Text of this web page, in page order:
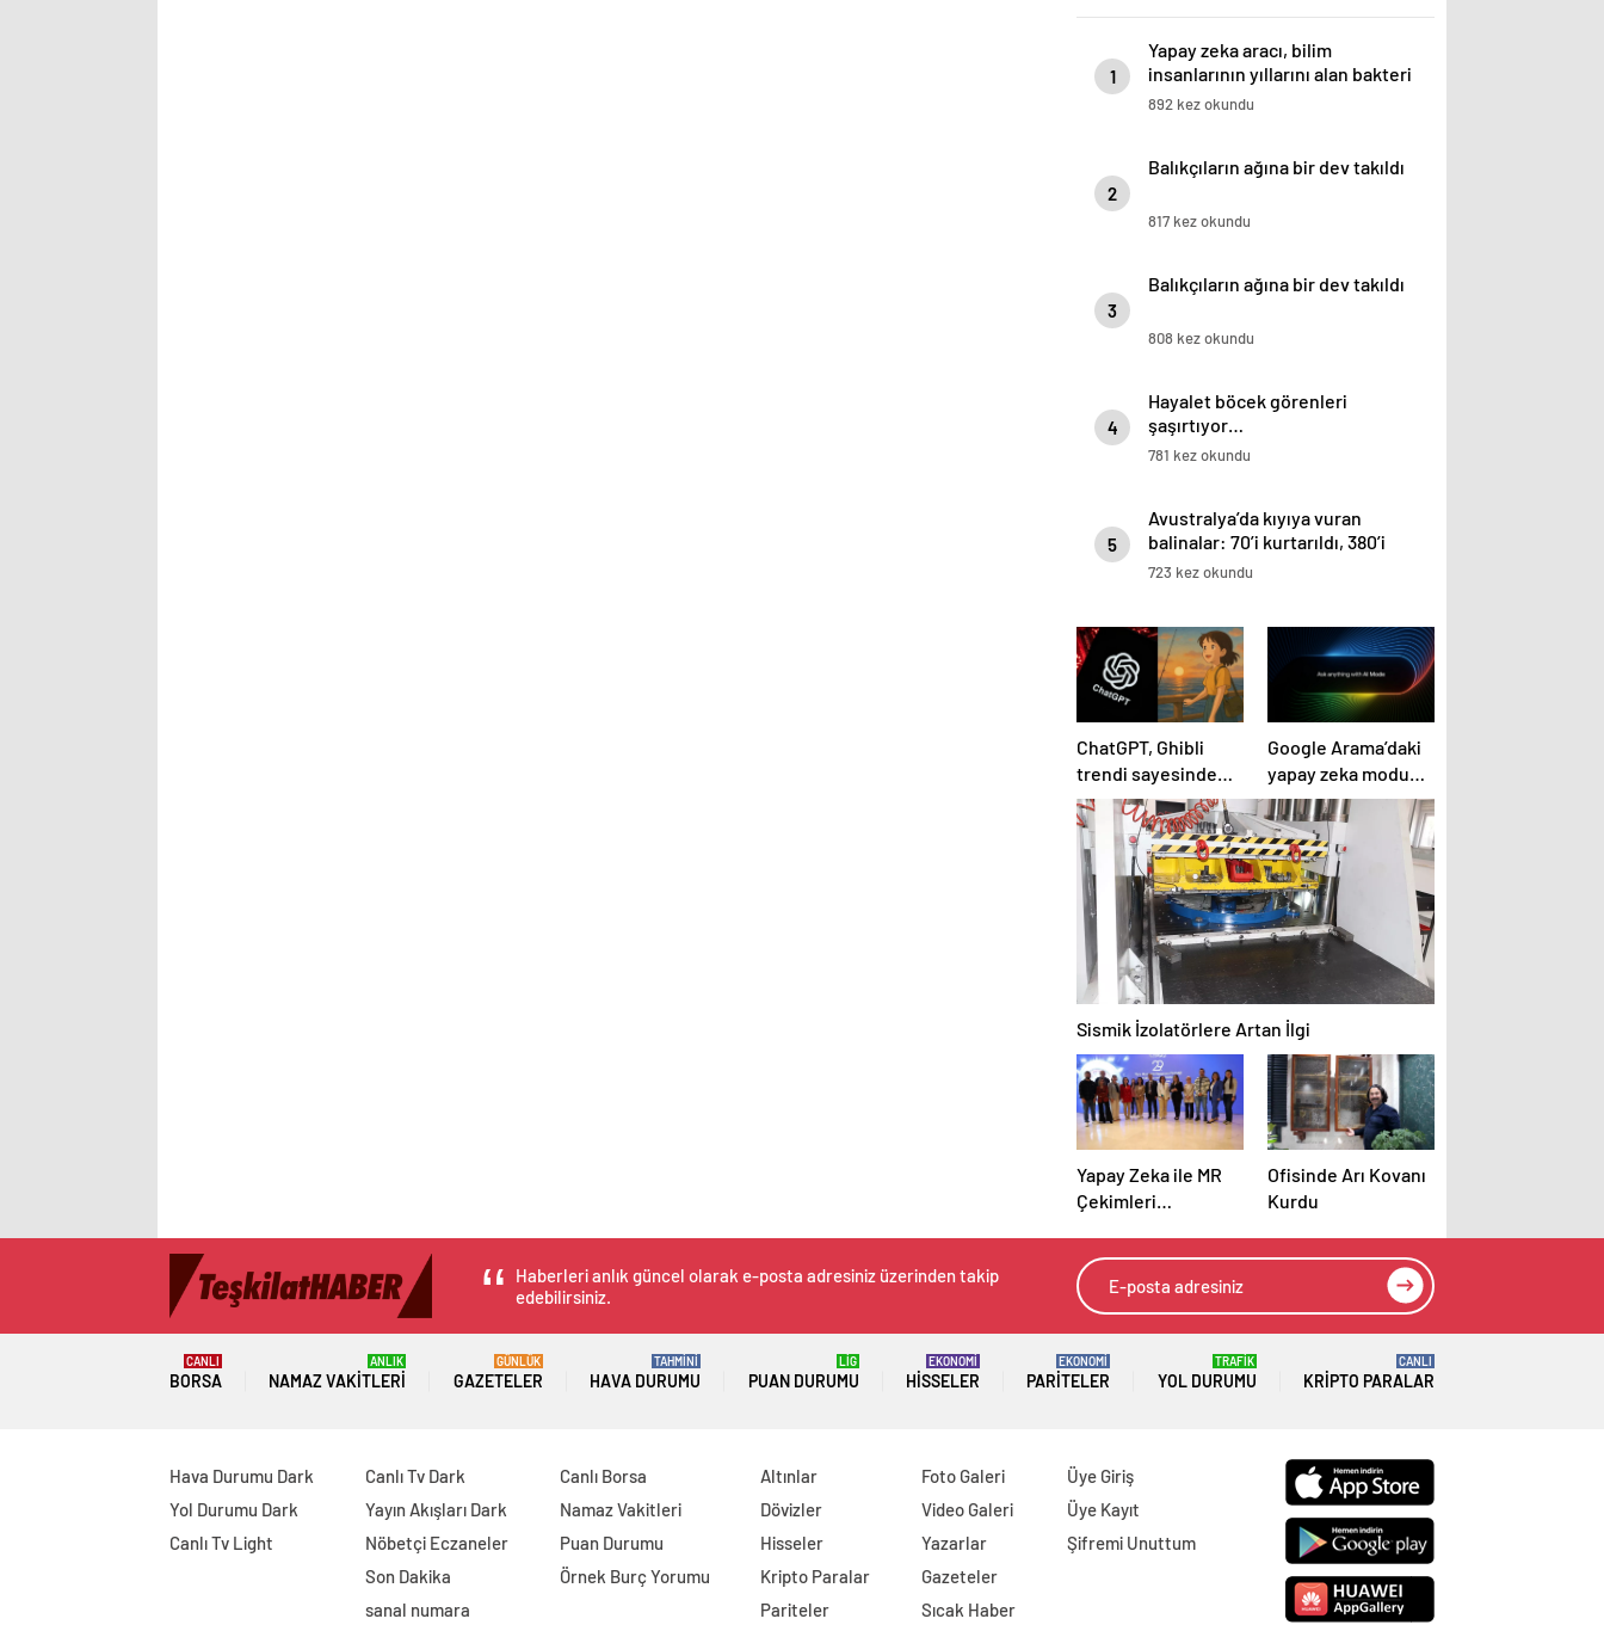
1
Yapay zeka aracı, bilim
insanlarının yıllarını alan bakteri
sorununu iki günde çözdü
892 kez okundu
2
Balıkçıların ağına bir dev takıldı
817 kez okundu
3
Balıkçıların ağına bir dev takıldı
808 kez okundu
4
Hayalet böcek görenleri
şaşırtıyor…
781 kez okundu
5
Avustralya’da kıyıya vuran
balinalar: 70’i kurtarıldı, 380’i
öldü
723 kez okundu
ChatGPT, Ghibli
trendi sayesinde
aylık trafikte X’i
geçti
Google Arama’daki
yapay zeka modu
ABD’de erişime
açıldı
Sismik İzolatörlere Artan İlgi
Yapay Zeka ile MR
Çekimleri
Ofisinde Arı Kovanı
Kurdu
Haberleri anlık güncel olarak e-posta adresiniz üzerinden takip
edebilirsiniz.
BORSA
CANLI
NAMAZ VAKITLERI
ANLIK
GAZETELER
GÜNLÜK
HAVA DURUMU
TAHMİNİ
PUAN DURUMU
LİG
HISSELER
EKONOMİ
PARITELER
EKONOMİ
YOL DURUMU
TRAFİK
KRIPTO PARALAR
CANLI
Hava Durumu Dark
Yol Durumu Dark
Canlı Tv Light
Canlı Tv Dark
Yayın Akışları Dark
Nöbetçi Eczaneler
Son Dakika
sanal numara
Canlı Borsa
Namaz Vakitleri
Puan Durumu
Örnek Burç Yorumu
Altınlar
Dövizler
Hisseler
Kripto Paralar
Pariteler
Foto Galeri
Video Galeri
Yazarlar
Gazeteler
Sıcak Haber
Üye Giriş
Üye Kayıt
Şifremi Unuttum